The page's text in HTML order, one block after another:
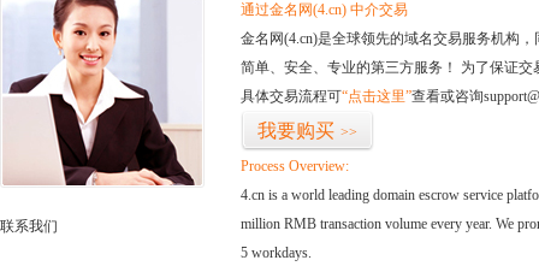
联系我们
通过金名网(4.cn) 中介交易
金名网(4.cn)是全球领先的域名交易服务机构
简单、安全、专业的第三方服务！ 为了保证
具体交易流程可“点击这里”查看或咨询
我要购买 >>
Process Overview:
4.cn is a world leading domain escrow service
million RMB transaction volume every year. We
5 workdays.